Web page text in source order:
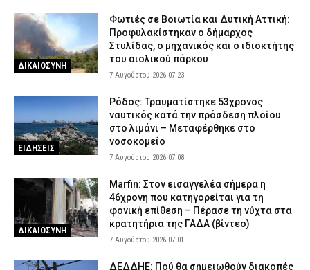
ΔΙΚΑΙΟΣΥΝΗ
Φωτιές σε Βοιωτία και Δυτική Αττική:
Προφυλακίστηκαν ο δήμαρχος
Στυλίδας, ο μηχανικός και ο ιδιοκτήτης
του αιολικού πάρκου
7 Αυγούστου 2026 07:23
ΕΙΔΗΣΕΙΣ
Ρόδος: Τραυματίστηκε 53χρονος
ναυτικός κατά την πρόσδεση πλοίου
στο λιμάνι – Μεταφέρθηκε στο
νοσοκομείο
7 Αυγούστου 2026 07:08
ΔΙΚΑΙΟΣΥΝΗ
Marfin: Στον εισαγγελέα σήμερα η
46χρονη που κατηγορείται για τη
φονική επίθεση – Πέρασε τη νύχτα στα
κρατητήρια της ΓΑΔΑ (βίντεο)
7 Αυγούστου 2026 07:01
ΔΕΔΔΗΕ: Πού θα σημειωθούν διακοπές